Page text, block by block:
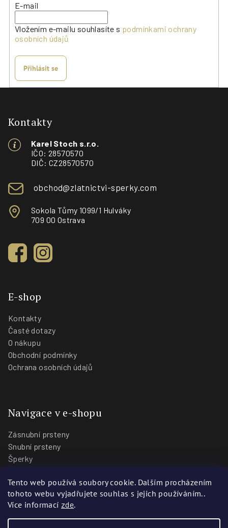
Tento web používá soubory cookie. Dalším procházením
tohoto webu vyjadřujete souhlas s jejich používáním..
Více informací zde.
E-mail
Vložením e-mailu souhlasíte s podmínkami ochrany
osobních údajů
Přihlásit se
Kontakty
Karel Stoch s.r.o.
IČO: 28570570
DIČ: CZ28570570
obchod@zlatnictvi-sperky.com
Sokola Tůmy 1099/1 Hulváky
709 00 Ostrava
E-shop
Kontakty
Časté dotazy
O nákupu
Obchodní podmínky
Ochrana osobních údajů
Navigace v e-shopu
Zásnubní prsteny
Snubní prsteny
Šperky
Blog
Prodejny